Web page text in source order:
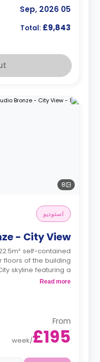
05 Sep, 2026
Total: £9,843
8
استوديو
- City View
self-contained
floors of the building
skyline featuring a
storage, desk, chair,
Read more
From
£195
/
week